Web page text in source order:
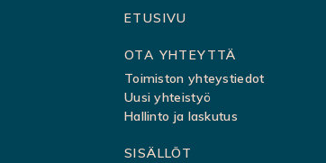
Sivukartta
ETUSIVU
OTA YHTEYTTÄ
Toimiston yhteystiedot
Uusi yhteistyö
Hallinto ja laskutus
SISÄLLÖT